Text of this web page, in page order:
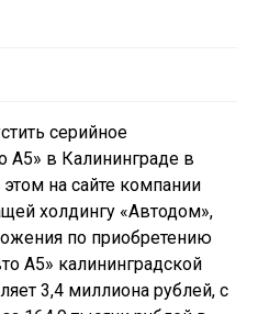
серийное
А5» в Калининграде в
на сайте компании
холдингу «Автодом»,
по приобретению
А5» калининградской
3,4 миллиона рублей, с